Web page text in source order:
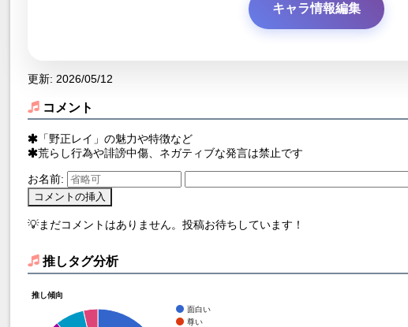
キャラ情報編集
更新: 2026/05/12
コメント
「野正レイ」の魅力や特徴など
荒らし行為や誹謗中傷、ネガティブな発言は禁止です
お名前:
💡まだコメントはありません。投稿お待ちしています！
推しタグ分析
推し傾向
面白い
尊い